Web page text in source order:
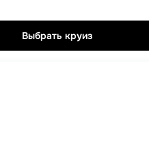
Выбрать круиз